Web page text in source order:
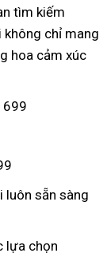
tìm kiếm
không chỉ mang
hoa cảm xúc
699
luôn sẵn sàng
lựa chọn